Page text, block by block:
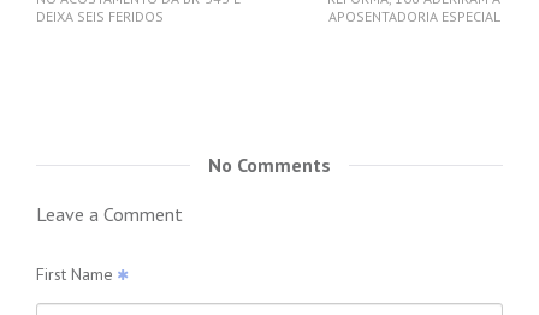
DEIXA SEIS FERIDOS
APOSENTADORIA ESPECIAL
No Comments
Leave a Comment
First Name